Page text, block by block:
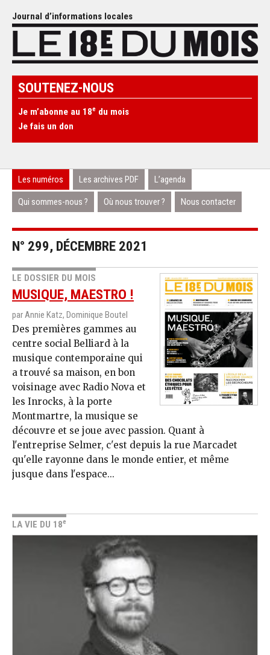
Journal d’informations locales
SOUTENEZ-NOUS
Je m’abonne au 18e du mois
Je fais un don
Les numéros Les archives PDF L’agenda
Qui sommes-nous ? Où nous trouver ? Nous contacter
N° 299, DÉCEMBRE 2021
LE DOSSIER DU MOIS
MUSIQUE, MAESTRO !
par Annie Katz, Dominique Boutel
Des premières gammes au
centre social Belliard à la
musique contemporaine qui
a trouvé sa maison, en bon
voisinage avec Radio Nova et
les Inrocks, à la porte
Montmartre, la musique se
découvre et se joue avec passion. Quant à
l'entreprise Selmer, c'est depuis la rue Marcadet
qu'elle rayonne dans le monde entier, et même
jusque dans l'espace...
LA VIE DU 18e